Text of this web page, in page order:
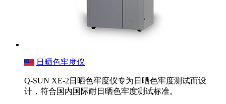
日晒色牢度仪
Q-SUN XE-2日晒色牢度仪专为日晒色牢度测试而设
计，符合国内国际耐日晒色牢度测试标准。